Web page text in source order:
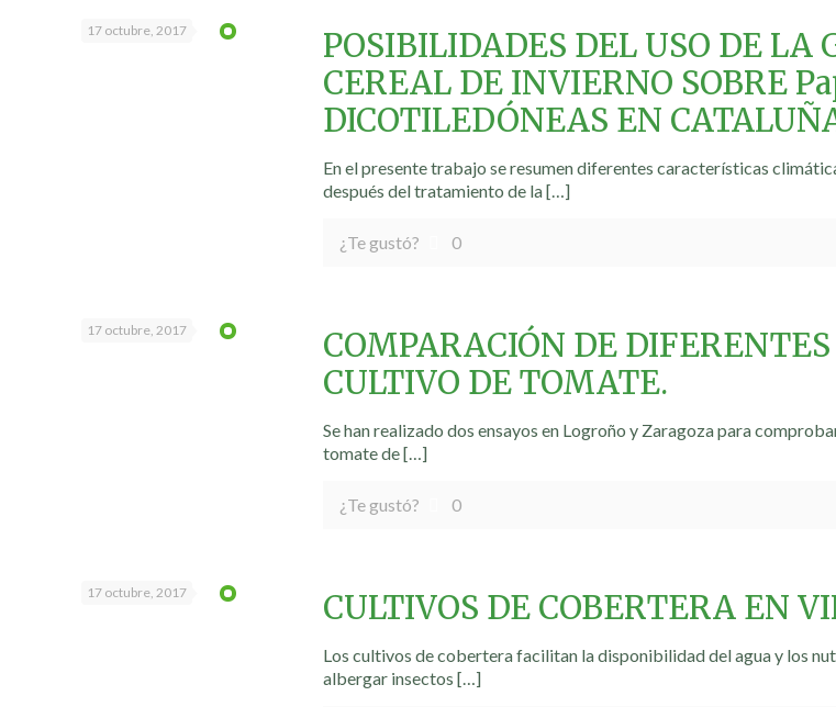
17 octubre, 2017
POSIBILIDADES DEL USO DE LA
CEREAL DE INVIERNO SOBRE
DICOTILEDÓNEAS EN
En el presente trabajo se resumen diferentes características
después del tratamiento de la[…]
¿Te gustó? 0
17 octubre, 2017
COMPARACIÓN DE
CULTIVO DE TOMATE.
Se han realizado dos ensayos en Logroño y Zaragoza para
tomate de[…]
¿Te gustó? 0
17 octubre, 2017 CULTIVOS DE COBERTERA EN
Los cultivos de cobertera facilitan la disponibilidad del agua y los
albergar insectos […]